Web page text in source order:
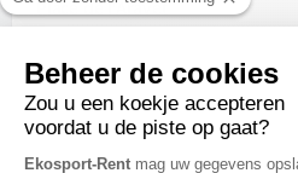
Place de l'Aravet
05240 LA-SALLE-LES-ALPES
Gesproken talen
+ DETAILS & BOOKING